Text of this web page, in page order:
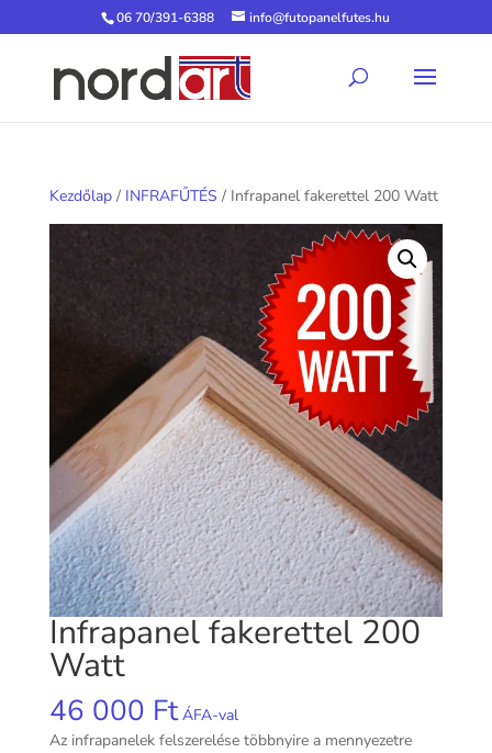
06 70/391-6388 info@futopanelfutes.hu
Kezdőlap/ INFRAFŰTÉS / Infrapanel fakerettel 200 Watt
Infrapanel fakerettel 200
Watt
46 000 Ft ÁFA-val
Az infrapanelek felszerelése többnyire a mennyezetre